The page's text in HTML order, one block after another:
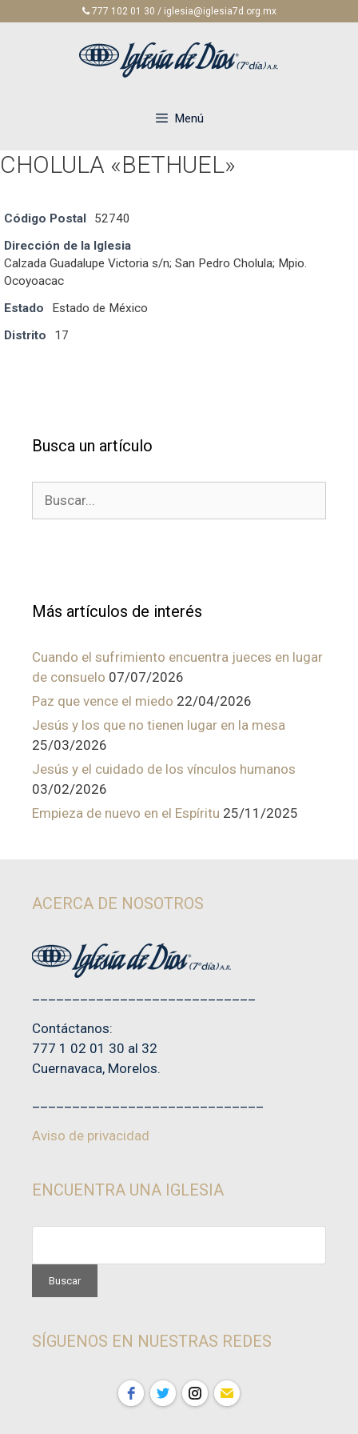
777 102 01 30 / iglesia@iglesia7d.org.mx
Menú
CHOLULA «BETHUEL»
Código Postal
52740
Dirección de la Iglesia
Calzada Guadalupe Victoria s/n; San Pedro Cholula; Mpio.
Ocoyoacac
Estado
Estado de México
Distrito
17
Busca un artículo
Más artículos de interés
Cuando el sufrimiento encuentra jueces en lugar
de consuelo 07/07/2026
Paz que vence el miedo 22/04/2026
Jesús y los que no tienen lugar en la mesa
25/03/2026
Jesús y el cuidado de los vínculos humanos
03/02/2026
Empieza de nuevo en el Espíritu 25/11/2025
ACERCA DE NOSOTROS
Contáctanos:
777 1 02 01 30 al 32
Cuernavaca, Morelos.
Aviso de privacidad
ENCUENTRA UNA IGLESIA
SÍGUENOS EN NUESTRAS REDES